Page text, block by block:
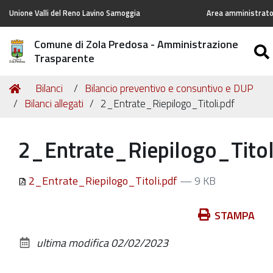
Unione Valli del Reno Lavino Samoggia Area
Comune di Zola Predosa - Amministrazione
Trasparente
Tu
sei
Home
Bilanci
Bilancio preventivo e consuntivo e DUP
Bilanci allegati
2_Entrate_Riepilogo_Titoli.pdf
2_Entrate_Riepilogo_Titoli.pdf— 9 KB
documento
STAMPA
ultima modifica02/02/2023